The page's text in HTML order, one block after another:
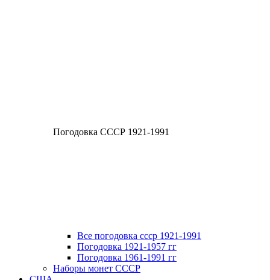
Погодовка СССР 1921-1991
Все погодовка ссср 1921-1991
Погодовка 1921-1957 гг
Погодовка 1961-1991 гг
Наборы монет СССР